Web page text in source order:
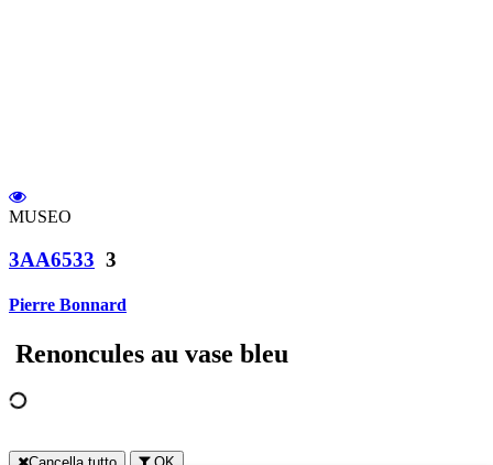
MUSEO
3AA6533 3
Pierre Bonnard
Renoncules au vase bleu